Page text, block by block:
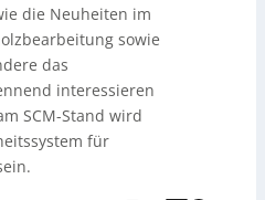
die Neuheiten im
sowie
das
interessieren
SCM-Stand wird
für